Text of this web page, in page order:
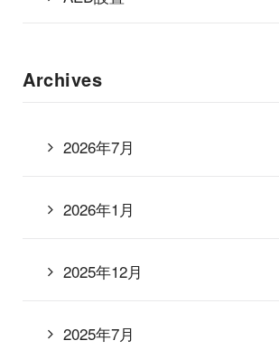
Archives
2026年7月
2026年1月
2025年12月
2025年7月